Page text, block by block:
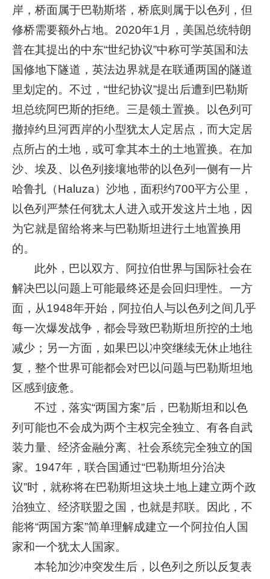
岸，桥面属于巴勒斯塔，桥底则属于以色列，但
修桥需要额外占地。2020年1月，美国总统特朗
普在其提出的中东“世纪协议”中称可学英国和法
国修地下隧道，英法边界就是在联通两国的隧道
里划定的。不过，“世纪协议”提出后遭到巴勒斯
坦总统阿巴斯的拒绝。三是领土置换。以色列可
撤掉约旦河西岸的小型犹太人定居点，而大定居
点所占的土地，或可拿其本土的土地置换。在加
沙、埃及、以色列接壤地带的以色列一侧有一片
哈鲁扎（Haluza）沙地，面积约700平方公里，
以色列严禁任何犹太人进入或开发这片土地，因
为它就是留给将来与巴勒斯坦进行土地置换用
的。
此外，巴以双方、阿拉伯世界与国际社会在
解决巴以问题上可能最终还是会回归理性。一方
面，从1948年开始，阿拉伯人与以色列之间几乎
每一次爆发战争，都会导致巴勒斯坦所控的土地
减少；另一方面，如果巴以冲突继续无休止地往
复，整个世界可能都会对巴以问题与巴勒斯坦地
区感到疲惫。
不过，落实“两国方案”后，巴勒斯坦和以色
列可能也不会成为两个主权完全独立、有各自武
装力量、经济金融分离、社会系统完全独立的国
家。1947年，联合国通过“巴勒斯坦分治决
议”时，就称将在巴勒斯坦这块土地上建立两个政
治独立、经济联盟之国，也就是邦联。因此，不
能将“两国方案”简单理解成建立一个阿拉伯人国
家和一个犹太人国家。
本轮加沙冲突发生后，以色列之所以反复表